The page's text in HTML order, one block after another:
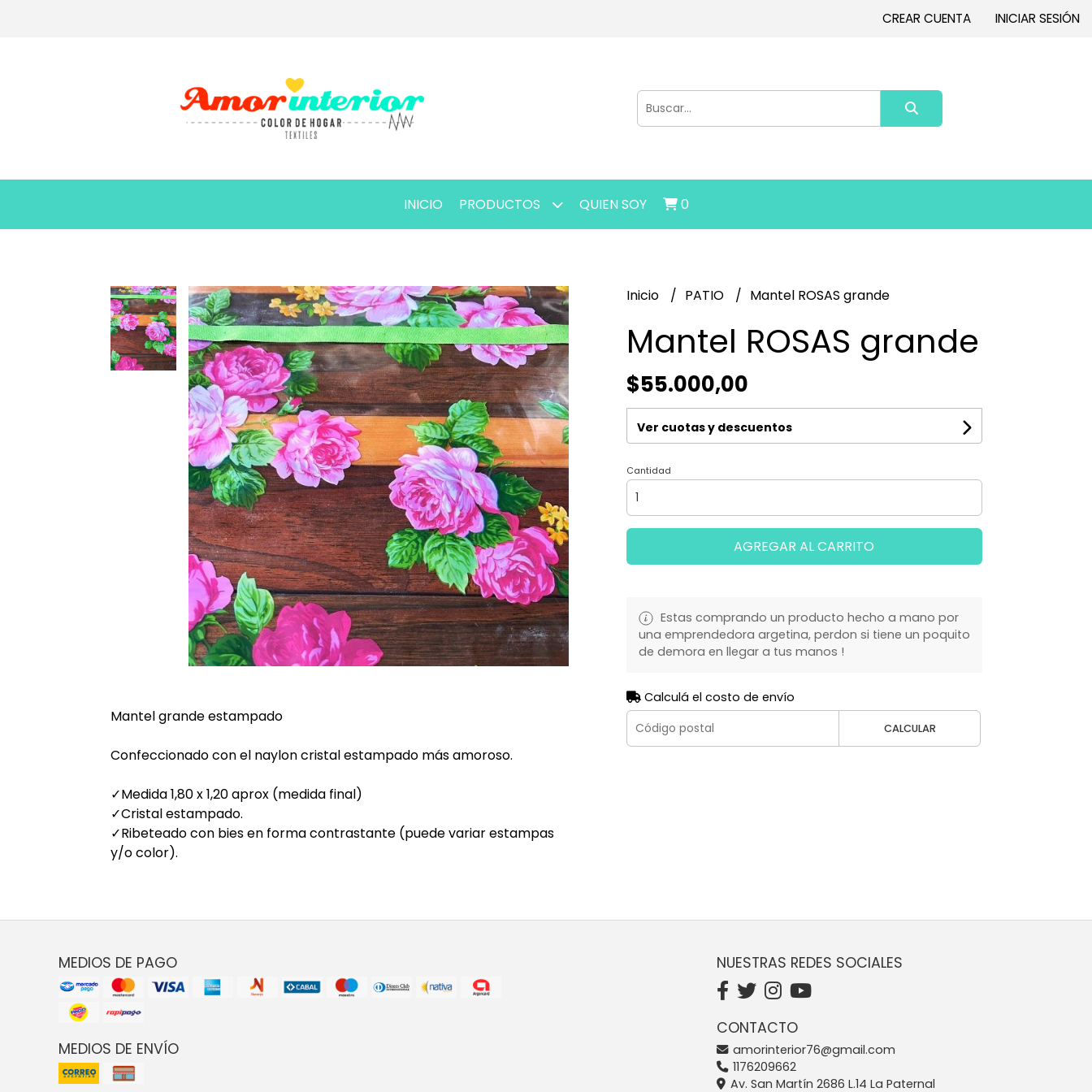
CREAR CUENTA INICIAR SESIÓN
INICIO PRODUCTOS QUIEN SOY 0
Mantel grande estampado
Confeccionado con el naylon cristal estampado más amoroso.
✓Medida 1,80 x 1,20 aprox (medida final)
✓Cristal estampado.
✓Ribeteado con bies en forma contrastante (puede variar estampas
y/o color).
Inicio PATIO Mantel ROSAS grande
Mantel ROSAS grande
$55.000,00
Ver cuotas y descuentos
Cantidad
AGREGAR AL CARRITO
Estas comprando un producto hecho a mano por
una emprendedora argetina, perdon si tiene un poquito
de demora en llegar a tus manos !
Calculá el costo de envío
CALCULAR
MEDIOS DE PAGO
MEDIOS DE ENVÍO
NUESTRAS REDES SOCIALES
CONTACTO
amorinterior76@gmail.com
1176209662
Av. San Martín 2686 L.14 La Paternal